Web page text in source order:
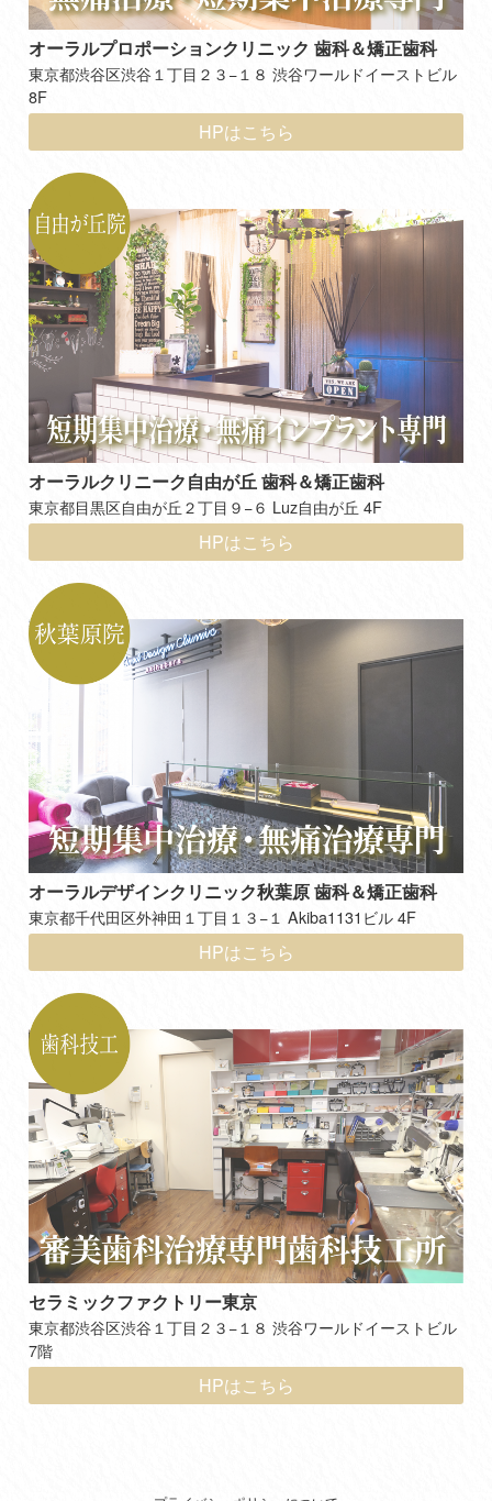
オーラルプロポーションクリニック 歯科＆矯正歯科
東京都渋谷区渋谷１丁目２３−１８ 渋谷ワールドイーストビル
8F
HPはこちら
オーラルクリニーク自由が丘 歯科＆矯正歯科
東京都目黒区自由が丘２丁目９−６ Luz自由が丘 4F
HPはこちら
オーラルデザインクリニック秋葉原 歯科＆矯正歯科
東京都千代田区外神田１丁目１３−１ Akiba1131ビル 4F
HPはこちら
セラミックファクトリー東京
東京都渋谷区渋谷１丁目２３−１８ 渋谷ワールドイーストビル
7階
HPはこちら